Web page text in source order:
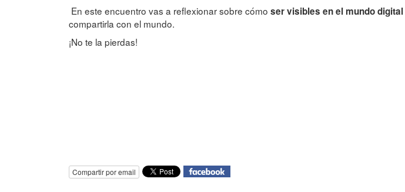
En este encuentro vas a reflexionar sobre cómo ser visibles en el mundo digital
compartirla con el mundo.
¡No te la pierdas!
Compartir por email